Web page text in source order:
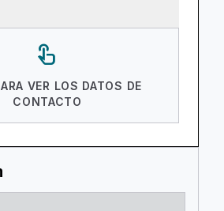
touch_app
VER LOS DATOS DE
CONTACTO